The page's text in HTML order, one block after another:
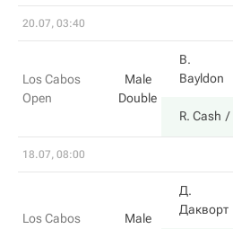
20.07, 03:40
Los Cabos
Open
Male
Double
B.
Bayldon
R. Cash
18.07, 08:00
Los Cabos
Male
Д.
Дакворт